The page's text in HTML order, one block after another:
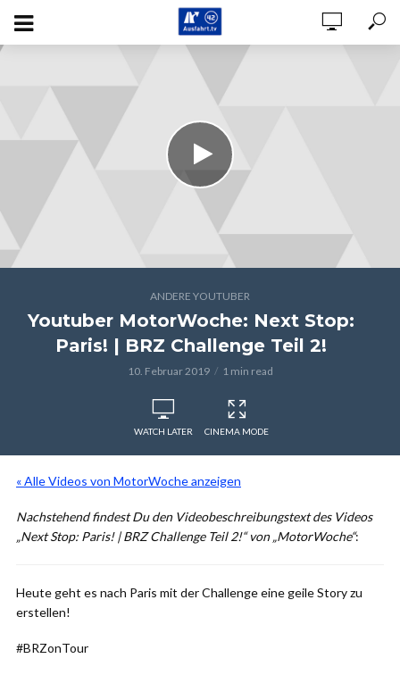
ANDERE YOUTUBER
Youtuber MotorWoche: Next Stop:
Paris! | BRZ Challenge Teil 2!
10. Februar 2019 1 min read
WATCH LATER CINEMA MODE
« Alle Videos von MotorWoche anzeigen
Nachstehend findest Du den Videobeschreibungstext des Videos
„Next Stop: Paris! | BRZ Challenge Teil 2!“ von „MotorWoche“:
Heute geht es nach Paris mit der Challenge eine geile Story zu
erstellen!
#BRZonTour